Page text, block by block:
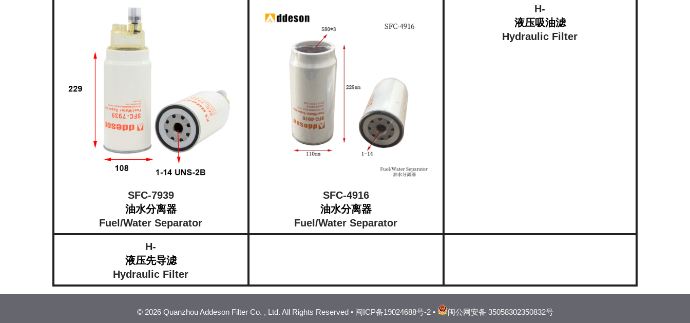
SFC-7939
油水分离器
Fuel/Water Separator
SFC-4916
油水分离器
Fuel/Water Separator
H-
液压吸油滤
Hydraulic Filter
H-
液压先导滤
Hydraulic Filter
© 2026 Quanzhou Addeson Filter Co. , Ltd. All Rights Reserved • 闽ICP备19024688号-2• 闽公网安备 35058302350832号